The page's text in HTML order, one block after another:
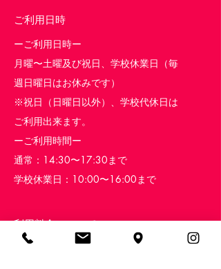
ご利用日時
ーご利用日時ー
月曜〜土曜及び祝日、学校休業日（毎
週日曜日はお休みです）
※祝日（日曜日以外）、学校代休日は
ご利用出来ます。
ーご利用時間ー
通常：14:30〜17:30まで
学校休業日：10:00〜16:00まで
利用料金について
児童福祉法に基づき、市町村の決定す